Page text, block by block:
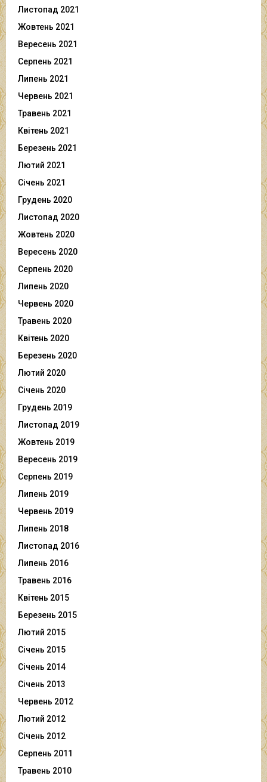
Листопад 2021
Жовтень 2021
Вересень 2021
Серпень 2021
Липень 2021
Червень 2021
Травень 2021
Квітень 2021
Березень 2021
Лютий 2021
Січень 2021
Грудень 2020
Листопад 2020
Жовтень 2020
Вересень 2020
Серпень 2020
Липень 2020
Червень 2020
Травень 2020
Квітень 2020
Березень 2020
Лютий 2020
Січень 2020
Грудень 2019
Листопад 2019
Жовтень 2019
Вересень 2019
Серпень 2019
Липень 2019
Червень 2019
Липень 2018
Листопад 2016
Липень 2016
Травень 2016
Квітень 2015
Березень 2015
Лютий 2015
Січень 2015
Січень 2014
Січень 2013
Червень 2012
Лютий 2012
Січень 2012
Серпень 2011
Травень 2010